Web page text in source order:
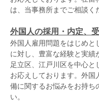
は、当事務所までご相談く
外国人の採用・内定、
外国人雇用問題をはじめと
に対し、豊富な経験と実績
足立区、江戸川区を中心と
お応えしております。外国
備に関するお悩みをお持ち
い。